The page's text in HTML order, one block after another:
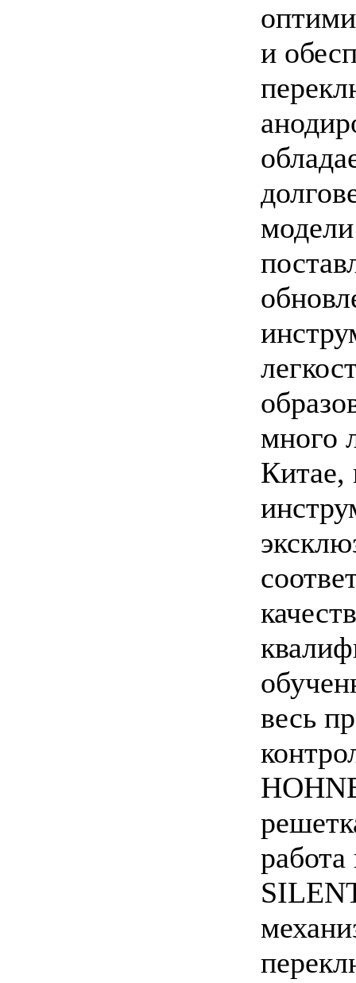
и
много
Китае,
весь